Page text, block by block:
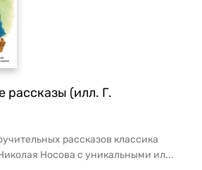
рассказы (илл. Г.
рассказов классика
Носова с уникальными ил...